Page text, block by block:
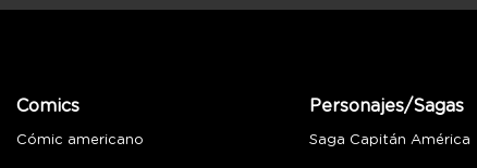
Comics
Cómic americano
Personajes/Sagas
Saga Capitán América